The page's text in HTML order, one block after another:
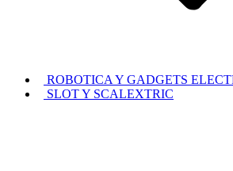
ROBOTICA Y GADGETS
SLOT Y SCALEXTRIC